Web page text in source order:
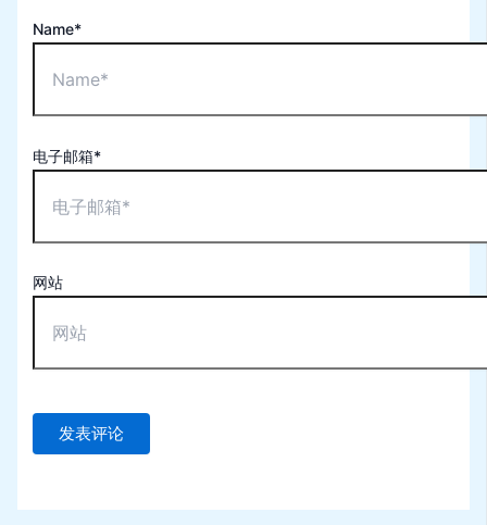
Name*
电子邮箱*
网站